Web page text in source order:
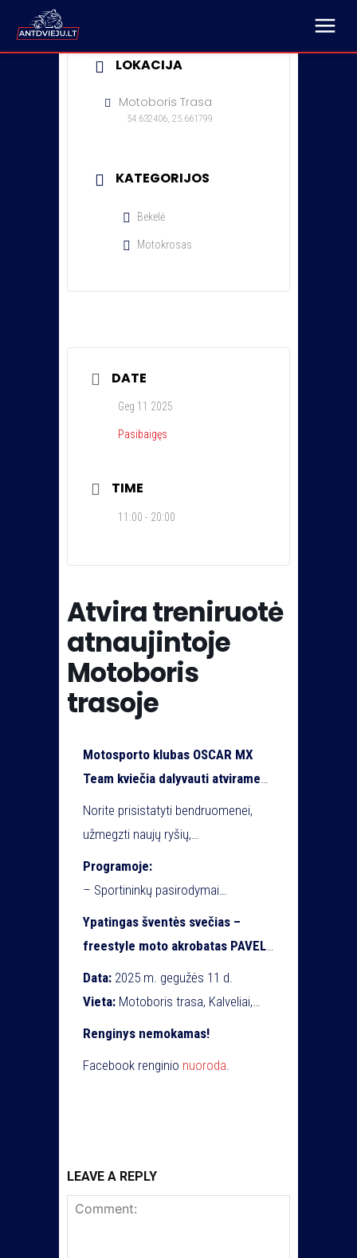
LOKACIJA
Motoboris Trasa
54.632406, 25.661799
KATEGORIJOS
Bekelė
Motokrosas
DATE
Geg 11 2025
Pasibaigęs
TIME
11:00 - 20:00
Atvira treniruotė
atnaujintoje
Motoboris
trasoje
Motosporto klubas OSCAR MX
Team kviečia dalyvauti atvirame
motokroso renginyje
bendruomenei, kuriame dalyvaus
sportininkai, amatininkai,
dailininkai bei svečiai iš viso
rajono!
Norite prisistatyti bendruomenei,
užmegzti naujų ryšių,
pademonstruoti savo sugebėjimus,
rasti partnerių? Šis renginys – puiki
apie save. Tad nelaukite ir junkitės
prie mūsų.
Programoje:
– Sportininkų pasirodymai
– Pramogos visai šeimai
– Maisto zona
Ypatingas šventės svečias –
freestyle moto akrobatas PAVEL
ANTONOV!
Jis pademonstruos kvapą
ore ir nepaliks abejingų!
Data: 2025 m. gegužės 11 d.
Vieta: Motoboris trasa, Kalveliai,
Kalvelių sen., Vilniaus rajonas
Renginys nemokamas!
Facebook renginio nuoroda
LEAVE A REPLY